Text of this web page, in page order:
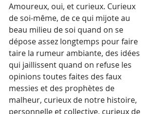
Amoureux, oui, et curieux. Curieux
de soi-même, de ce qui mijote au
beau milieu de soi quand on se
dépose assez longtemps pour faire
taire la rumeur ambiante, des idées
qui jaillissent quand on refuse les
opinions toutes faites des faux
messies et des prophètes de
malheur, curieux de notre histoire,
personnelle et collective, curieux de